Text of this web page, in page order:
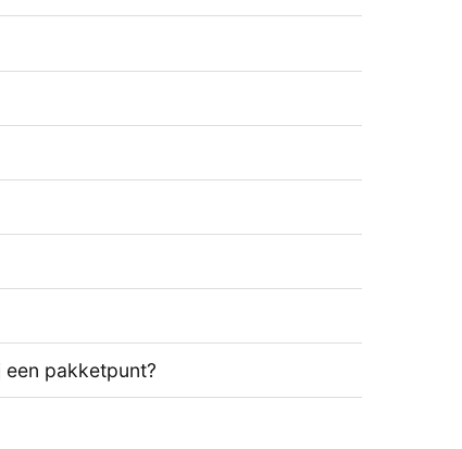
pakketpunt?